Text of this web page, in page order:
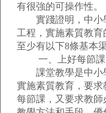
有很強的可操作性。
實踐證明，中小
工程，實施素質教育
至少有以下8條基本渠
一、上好每節課
課堂教學是中小
實施素質教育，要
每節課，又要求教